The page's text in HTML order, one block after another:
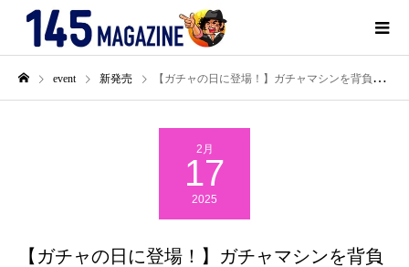
event 新発売 【ガチャの日に登場！】ガチャマシンを背負ってお出かけ！？遊び心満載のショルダーバッグBOOK
2月
17
2025
【ガチャの日に登場！】ガチャマシンを背負